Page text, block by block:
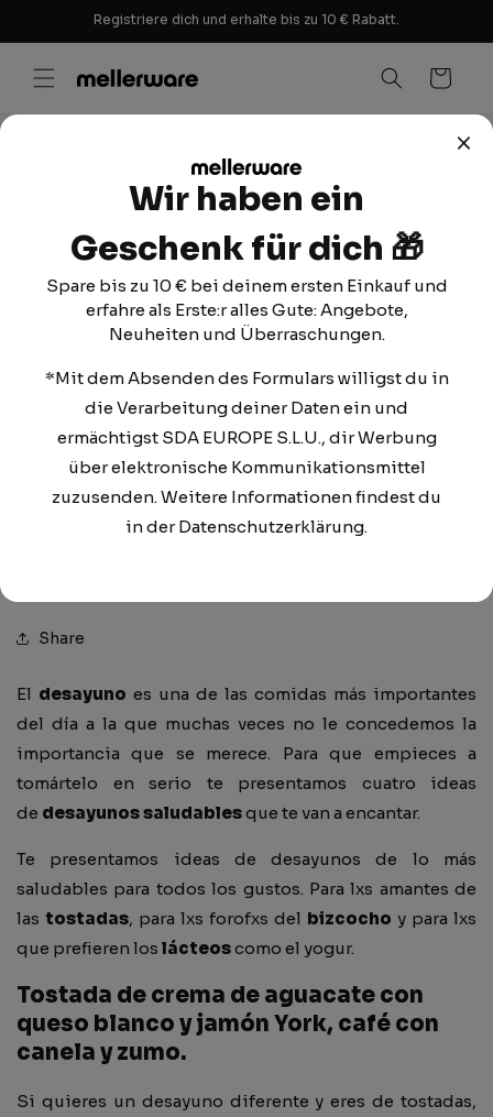
Inhalt
Registriere dich und erhalte bis zu 10 € Rabatt.
Warenkorb
Wir haben ein
Geschenk für dich 🎁
Spare bis zu 10 € bei deinem ersten Einkauf und
erfahre als Erste:r alles Gute: Angebote,
Neuheiten und Überraschungen.
*Mit dem Absenden des Formulars willigst du in
die Verarbeitung deiner Daten ein und
ermächtigst SDA EUROPE S.L.U., dir Werbung
über elektronische Kommunikationsmittel
zuzusenden. Weitere Informationen findest du
in der Datenschutzerklärung.
4 IDEEN FÜR
GESUNDE
FRÜHSTÜCKE
20. SEPTEMBER 2022
Share
El desayuno es una de las comidas más importantes
del día a la que muchas veces no le concedemos la
importancia que se merece. Para que empieces a
tomártelo en serio te presentamos cuatro ideas
de desayunos saludablesque te van a encantar.
Te presentamos ideas de desayunos de lo más
saludables para todos los gustos. Para lxs amantes de
las tostadas, para lxs forofxs del bizcocho y para lxs
que prefieren los lácteoscomo el yogur.
Tostada de crema de aguacate con
queso blanco y jamón York, café con
canela y zumo.
Si quieres un desayuno diferente y eres de tostadas,